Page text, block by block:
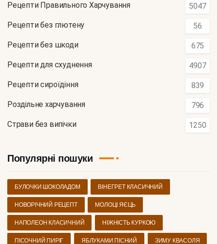
Рецепти Правильного Харчування 5047
Рецепти без глютену 56
Рецепти без шкоди 675
Рецепти для схуднення 4907
Рецепти сироїдіння 839
Роздільне харчування 796
Страви без випічки 1250
Популярні пошуки
БУЛОЧКИ ШОКОЛАДОМ ВІНЕГРЕТ КЛАСИЧНИЙ
НОВОРІЧНИЙ РЕЦЕПТ МОЛОЦІ ЯЄЦЬ
НАПОЛЕОН КЛАСИЧНИЙ НІЖНІСТЬ КУРКОЮ
ПІСОЧНИЙ ПИРІГ ЯБЛУКАМИ ПІСНИЙ ЗИМУ КВАСОЛЯ